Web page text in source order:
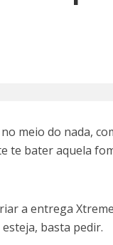
meio do nada,
te bater aquela
a entrega
basta pedir.